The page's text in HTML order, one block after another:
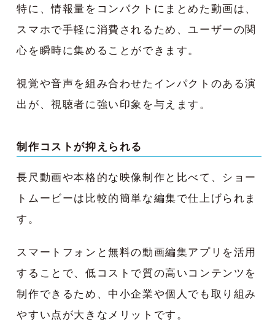
特に、情報量をコンパクトにまとめた動画は、
スマホで手軽に消費されるため、ユーザーの関
心を瞬時に集めることができます。
視覚や音声を組み合わせたインパクトのある演
出が、視聴者に強い印象を与えます。
制作コストが抑えられる
長尺動画や本格的な映像制作と比べて、ショー
トムービーは比較的簡単な編集で仕上げられま
す。
スマートフォンと無料の動画編集アプリを活用
することで、低コストで質の高いコンテンツを
制作できるため、中小企業や個人でも取り組み
やすい点が大きなメリットです。